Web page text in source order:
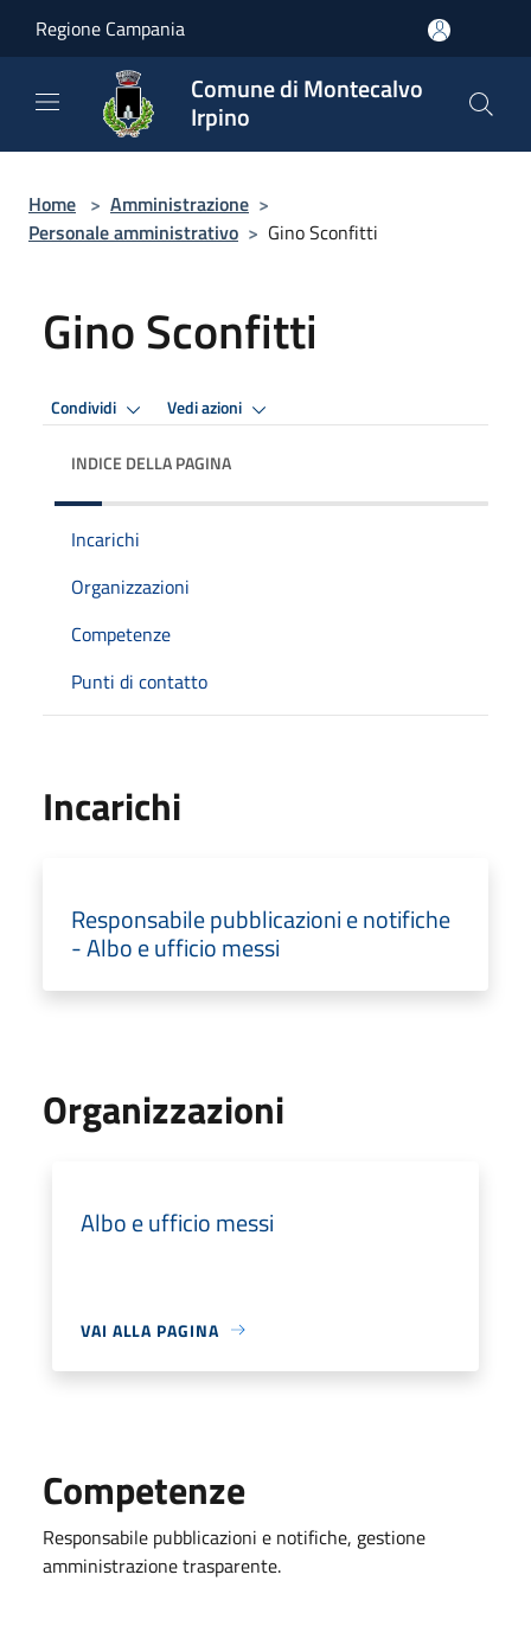
Regione Campania
Comune di Montecalvo
Irpino
Home > Amministrazione >
Personale amministrativo > Gino Sconfitti
Gino Sconfitti
Condividi Vedi azioni
INDICE DELLA PAGINA
Incarichi
Organizzazioni
Competenze
Punti di contatto
Incarichi
Responsabile pubblicazioni e notifiche
- Albo e ufficio messi
Organizzazioni
Albo e ufficio messi
VAI ALLA PAGINA
Competenze
Responsabile pubblicazioni e notifiche, gestione
amministrazione trasparente.